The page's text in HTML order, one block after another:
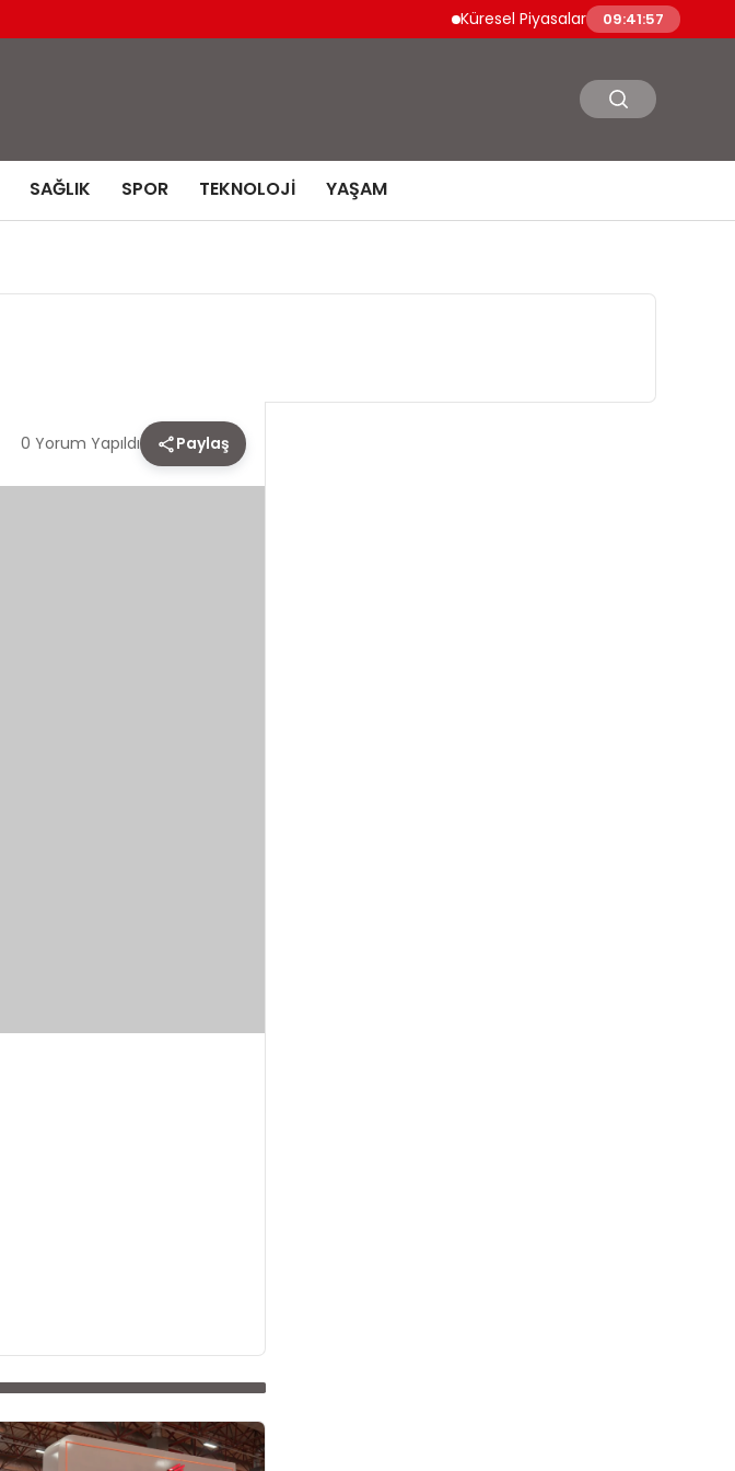
Küresel Piyasalarda Jeopolitik İyimserlik
09:41:57
SAĞLIK SPOR TEKNOLOJI YAŞAM
0 Yorum Yapıldı Paylaş